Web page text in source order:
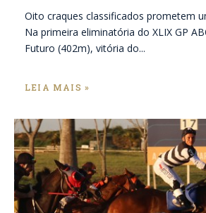
Oito craques classificados prometem
Na primeira eliminatória do XLIX GP
Futuro (402m), vitória do...
LEIA MAIS »